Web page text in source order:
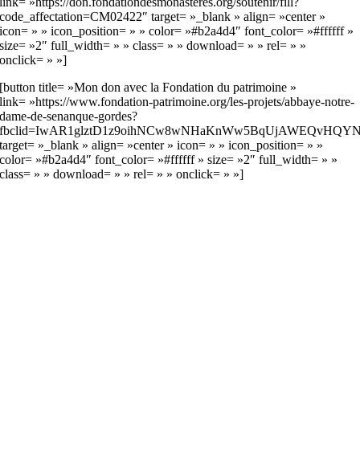
code_affectation=CM02422″ target= »_blank » align= »center »
icon= » » icon_position= » » color= »#b2a4d4″ font_color= »#ffffff »
size= »2″ full_width= » » class= » » download= » » rel= » »
onclick= » »]
[button title= »Mon don avec la Fondation du patrimoine »
link= »https://www.fondation-patrimoine.org/les-projets/abbaye-notre-
dame-de-senanque-gordes?
target= »_blank » align= »center » icon= » » icon_position= » »
color= »#b2a4d4″ font_color= »#ffffff » size= »2″ full_width= » »
class= » » download= » » rel= » » onclick= » »]